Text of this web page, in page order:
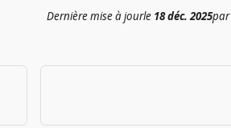
Dernière mise à jourle 18 déc. 2025par